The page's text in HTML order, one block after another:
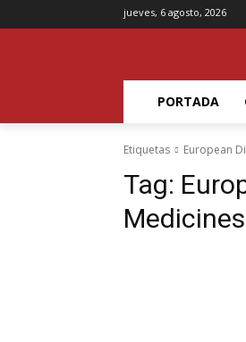
jueves, 6 agosto, 2026
PORTADA
Etiquetas European
Tag: